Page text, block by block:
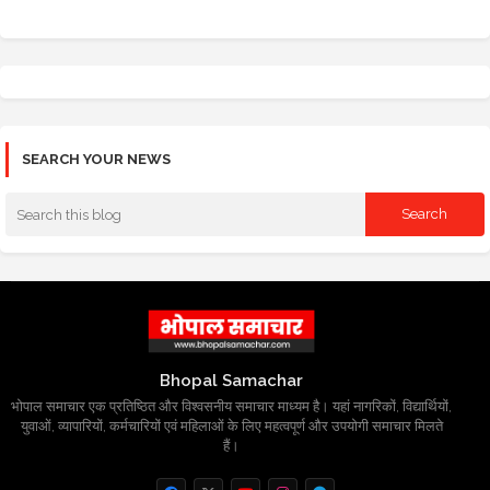
SEARCH YOUR NEWS
Bhopal Samachar
भोपाल समाचार एक प्रतिष्ठित और विश्वसनीय समाचार माध्यम है। यहां नागरिकों, विद्यार्थियों,
युवाओं, व्यापारियों, कर्मचारियों एवं महिलाओं के लिए महत्वपूर्ण और उपयोगी समाचार मिलते
हैं।